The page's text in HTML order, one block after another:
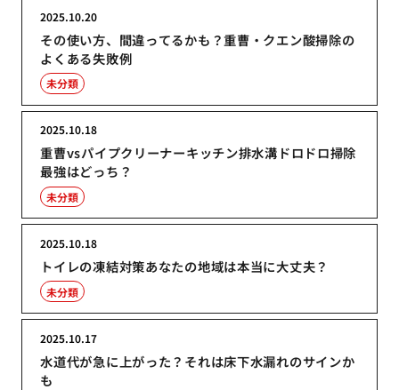
その使い方、間違ってるかも？重曹・クエン酸掃除の
よくある失敗例
2025.10.20
未分類
重曹vsパイプクリーナーキッチン排水溝ドロドロ掃除
最強はどっち？
2025.10.18
未分類
トイレの凍結対策あなたの地域は本当に大丈夫？
2025.10.18
未分類
水道代が急に上がった？それは床下水漏れのサインか
も
2025.10.17